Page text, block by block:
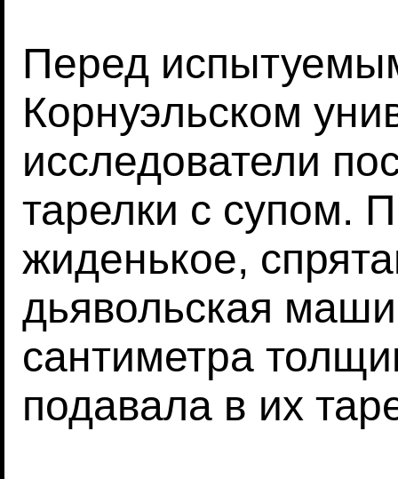
Перед
Корнуэльском
исследователи
тарелки с супом.
жиденькое,
дьявольская
сантиметра
подавала в их